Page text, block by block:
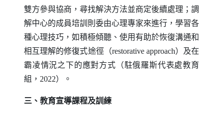
雙方參與協商，尋找解決方法並商定後續處理；調
解中心的成員培訓則委由心理專家來進行，學習各
種心理技巧，如積極傾聽、使用有助於恢復溝通和
相互理解的修復式途徑（restorative approach）及在
霸凌情況之下的應對方式（駐俄羅斯代表處教育
組，2022）。
三、教育宣導課程及訓練